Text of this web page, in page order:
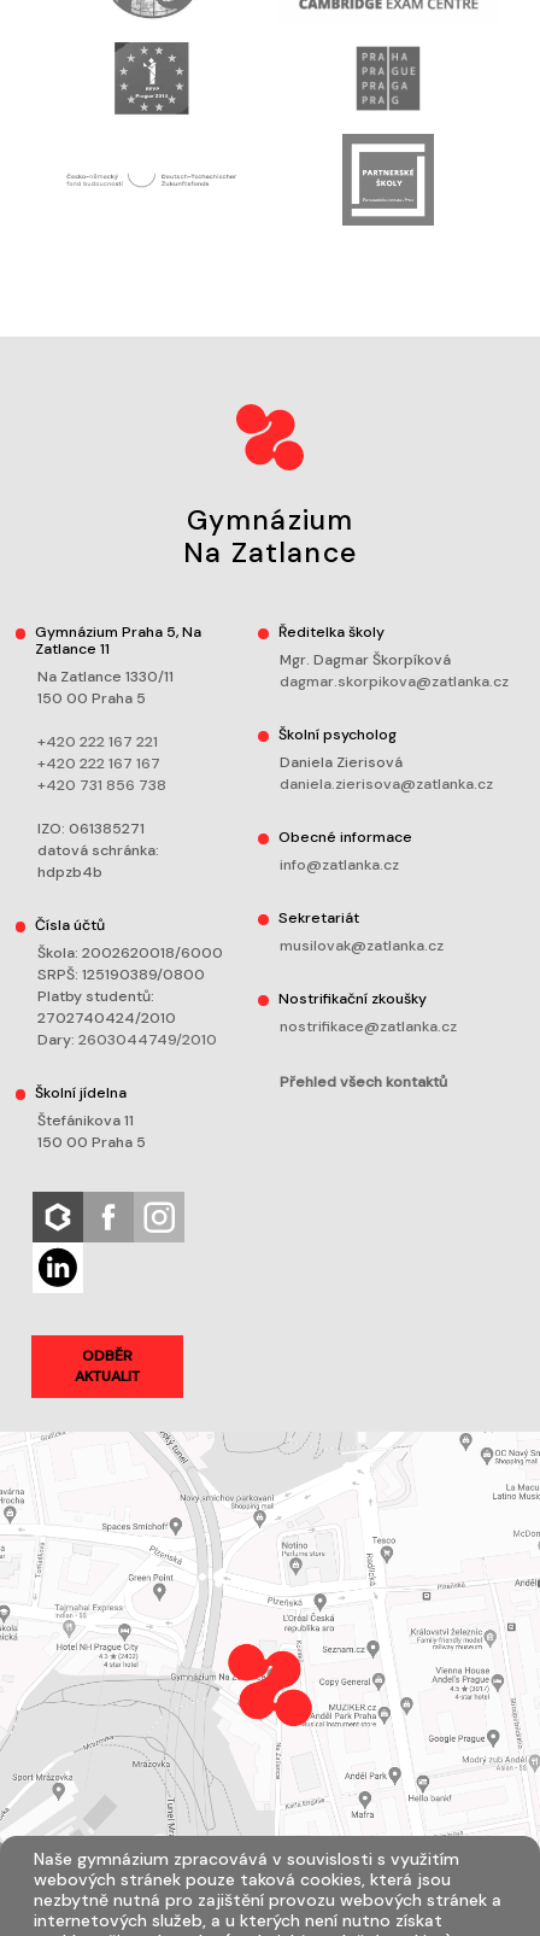
Gymnázium
Na Zatlance
Gymnázium Praha 5, Na
Zatlance 11
Na Zatlance 1330/11
150 00 Praha 5
+420 222 167 221
+420 222 167 167
+420 731 856 738
IZO: 061385271
datová schránka:
hdpzb4b
Čísla účtů
Škola: 2002620018/6000
SRPŠ: 125190389/0800
Platby studentů:
2702740424/2010
Dary: 2603044749/2010
Školní jídelna
Štefánikova 11
150 00 Praha 5
ODBĚR
AKTUALIT
Ředitelka školy
Mgr. Dagmar Škorpíková
dagmar.skorpikova@zatlanka.cz
Školní psycholog
Daniela Zierisová
daniela.zierisova@zatlanka.cz
Obecné informace
info@zatlanka.cz
Sekretariát
musilovak@zatlanka.cz
Nostrifikační zkoušky
nostrifikace@zatlanka.cz
Přehled všech kontaktů
Naše gymnázium zpracovává v souvislosti s využitím
webových stránek pouze taková cookies, která jsou
nezbytně nutná pro zajištění provozu webových stránek a
internetových služeb, a u kterých není nutno získat